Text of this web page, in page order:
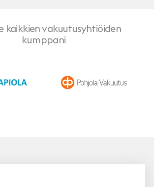
kaikkien vakuutusyhtiöiden
kumppani
Pohjola